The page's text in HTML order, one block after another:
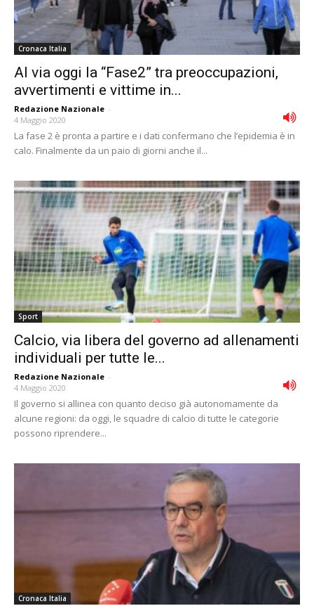
Cronaca Italia
Al via oggi la “Fase2” tra preoccupazioni,
avvertimenti e vittime in...
Redazione Nazionale -
4 Maggio 2020
La fase 2 è pronta a partire e i dati confermano che l’epidemia è in
calo. Finalmente da un paio di giorni anche il...
Sport
Calcio, via libera del governo ad allenamenti
individuali per tutte le...
Redazione Nazionale -
4 Maggio 2020
Il governo si allinea con quanto deciso già autonomamente da
alcune regioni: da oggi, le squadre di calcio di tutte le categorie
possono riprendere...
Cronaca Italia